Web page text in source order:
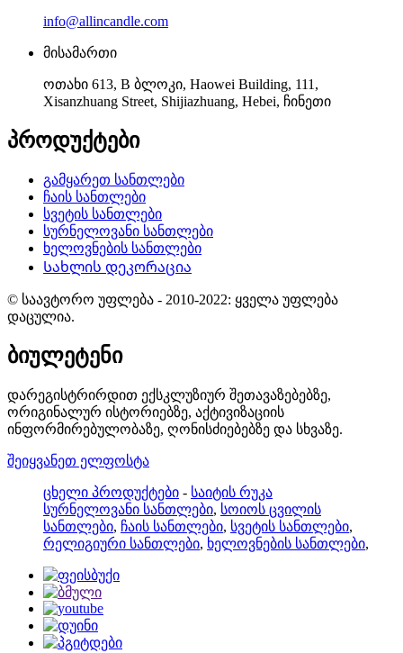
info@allincandle.com
მისამართი
ოთახი 613, B ბლოკი, Haowei Building, 111,
Xisanzhuang Street, Shijiazhuang, Hebei, ჩინეთი
პროდუქტები
გამყარეთ სანთლები
ჩაის სანთლები
სვეტის სანთლები
სურნელოვანი სანთლები
ხელოვნების სანთლები
Სახლის დეკორაცია
© საავტორო უფლება - 2010-2022: ყველა უფლება
დაცულია.
ბიულეტენი
დარეგისტრირდით ექსკლუზიურ შეთავაზებებზე,
ორიგინალურ ისტორიებზე, აქტივიზაციის
ინფორმირებულობაზე, ღონისძიებებზე და სხვაზე.
შეიყვანეთ ელფოსტა
ცხელი პროდუქტები - საიტის რუკა
სურნელოვანი სანთლები, სოიოს ცვილის
სანთლები, ჩაის სანთლები, სვეტის სანთლები,
რელიგიური სანთლები, ხელოვნების სანთლები,